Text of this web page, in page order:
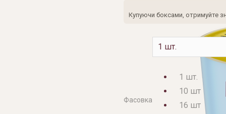
Купуючи боксами, отримуйте
Фасовка
1 шт.
10 шт
16 шт